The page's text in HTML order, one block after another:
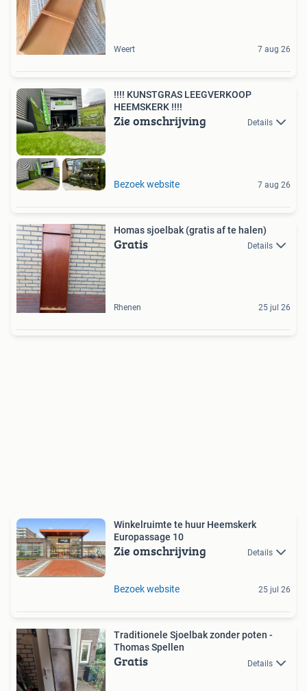
Weert 7 aug 26
!!!! KUNSTGRAS LEEGVERKOOP
HEEMSKERK !!!!
Zie omschrijving Details
Bezoek website 7 aug 26
Homas sjoelbak (gratis af te halen)
Gratis Details
Rhenen 25 jul 26
Winkelruimte te huur Heemskerk
Europassage 10
Zie omschrijving Details
Bezoek website 25 jul 26
Traditionele Sjoelbak zonder poten -
Thomas Spellen
Gratis Details